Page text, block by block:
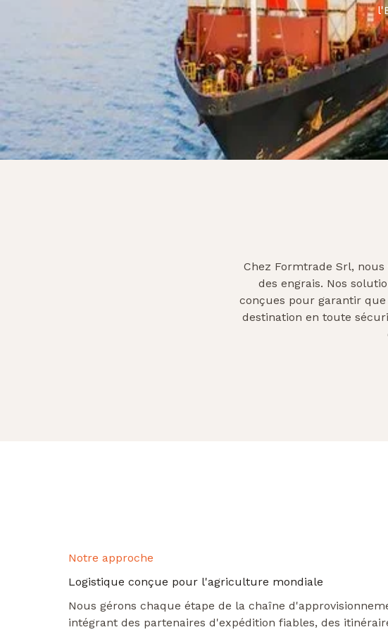
Chez Formtrade Srl,
des engrais. Nos
conçues pour garantir
destination en toute
Notre approche
Logistique conçue pour l'agriculture mondiale
Nous gérons chaque étape de la chaîne
intégrant des partenaires d'expédition fiables, des